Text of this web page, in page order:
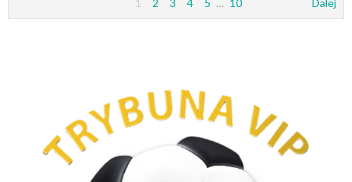
1 2 3 4 5 … 10 Dalej